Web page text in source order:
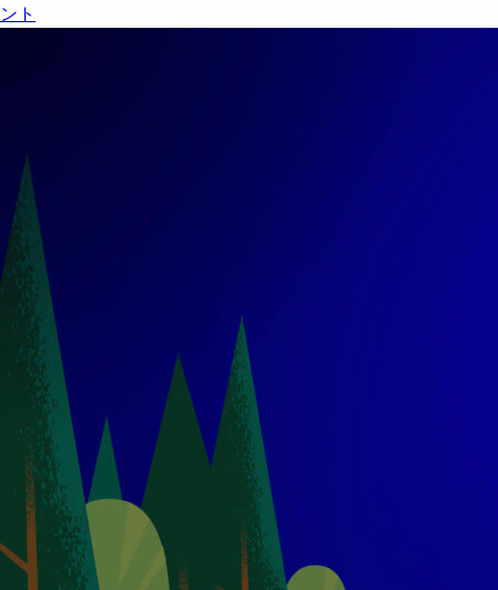
ント